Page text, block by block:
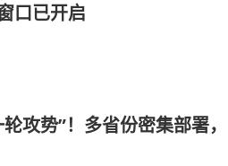
口已开启
攻势”！多省份密集部署，